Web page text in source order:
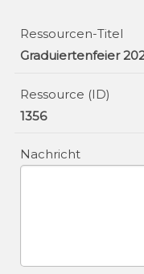
Ressourcen-Titel
Graduiertenfeier
Ressource (ID)
1356
Nachricht